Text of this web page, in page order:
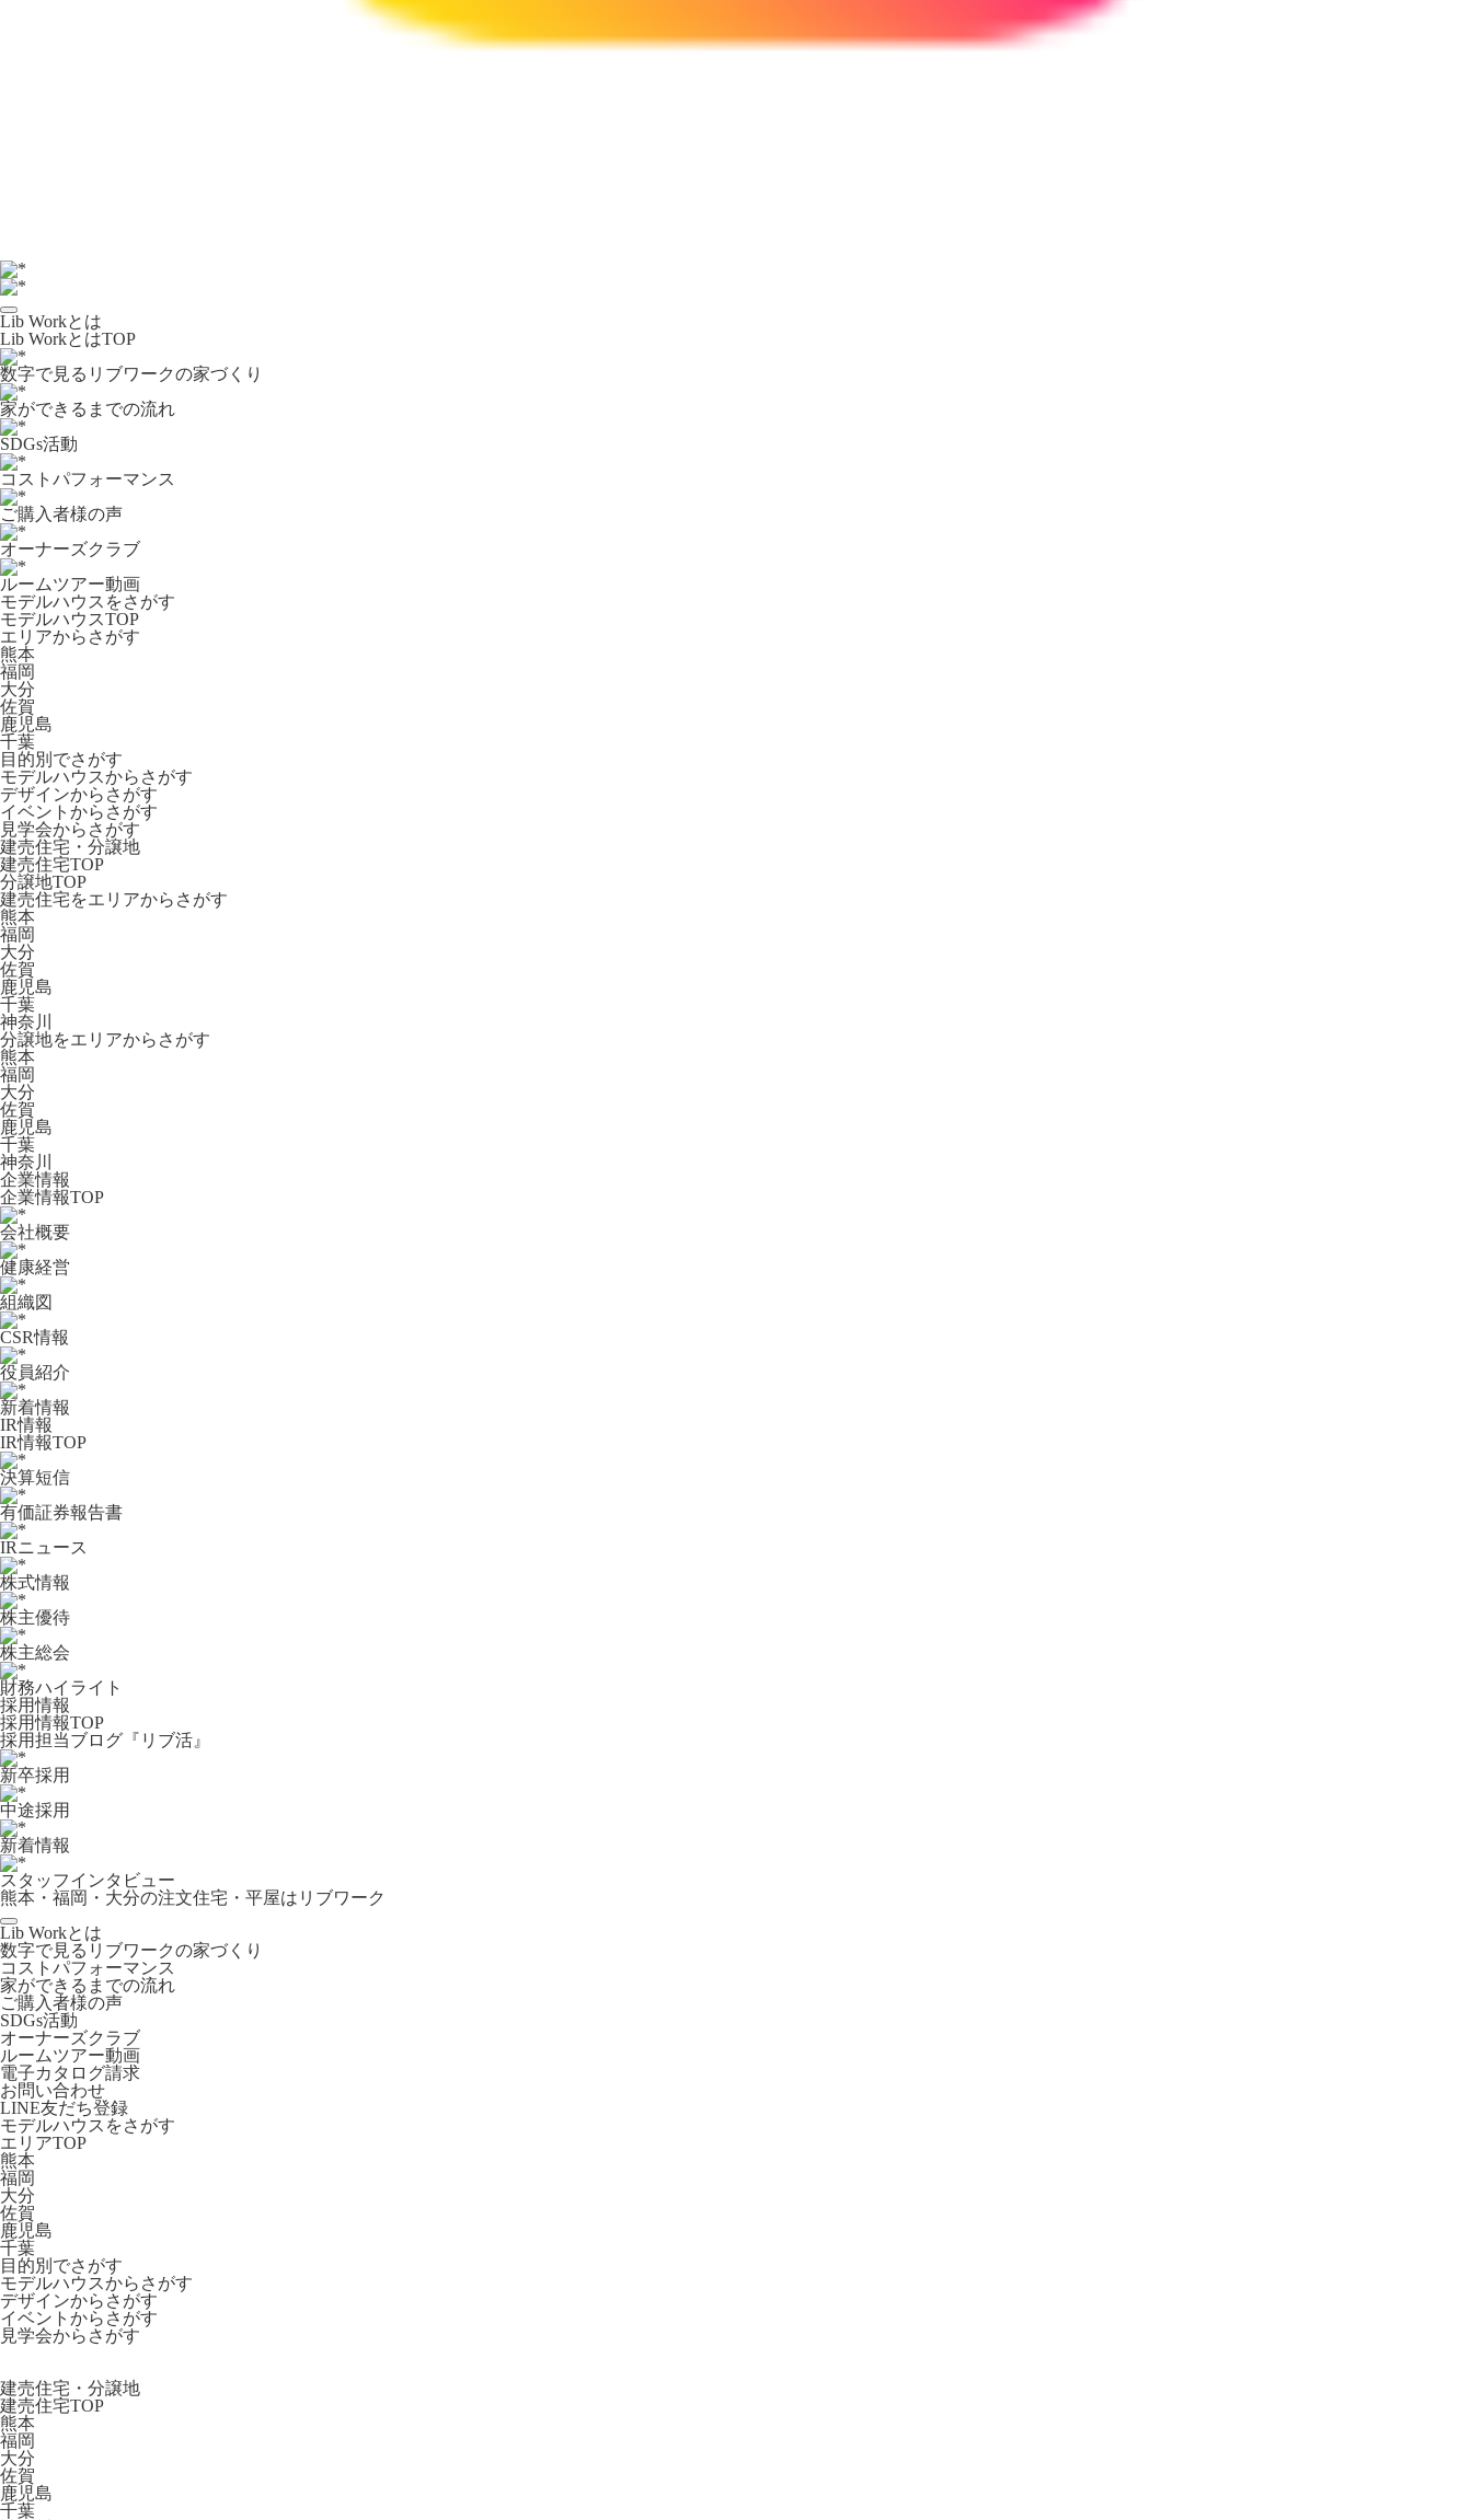
Lib Workとは
Lib WorkとはTOP
数字で⾒るリブワークの家づくり
家ができるまでの流れ
SDGs活動
コストパフォーマンス
ご購入者様の声
オーナーズクラブ
ルームツアー動画
モデルハウスをさがす
モデルハウスTOP
エリアからさがす
熊本
福岡
大分
佐賀
鹿児島
千葉
目的別でさがす
モデルハウスからさがす
デザインからさがす
イベントからさがす
見学会からさがす
建売住宅・分譲地
建売住宅TOP
分譲地TOP
建売住宅をエリアからさがす
熊本
福岡
大分
佐賀
鹿児島
千葉
神奈川
分譲地をエリアからさがす
熊本
福岡
大分
佐賀
鹿児島
千葉
神奈川
企業情報
企業情報TOP
会社概要
健康経営
組織図
CSR情報
役員紹介
新着情報
IR情報
IR情報TOP
決算短信
有価証券報告書
IRニュース
株式情報
株主優待
株主総会
財務ハイライト
採用情報
採用情報TOP
採用担当ブログ『リブ活』
新卒採用
中途採用
新着情報
スタッフインタビュー
熊本・福岡・大分の注文住宅・平屋はリブワーク
Lib Workとは
数字で見るリブワークの家づくり
コストパフォーマンス
家ができるまでの流れ
ご購入者様の声
SDGs活動
オーナーズクラブ
ルームツアー動画
電子カタログ請求
お問い合わせ
LINE友だち登録
モデルハウスをさがす
エリアTOP
熊本
福岡
大分
佐賀
鹿児島
千葉
目的別でさがす
モデルハウスからさがす
デザインからさがす
イベントからさがす
見学会からさがす
建売住宅・分譲地
建売住宅TOP
熊本
福岡
大分
佐賀
鹿児島
千葉